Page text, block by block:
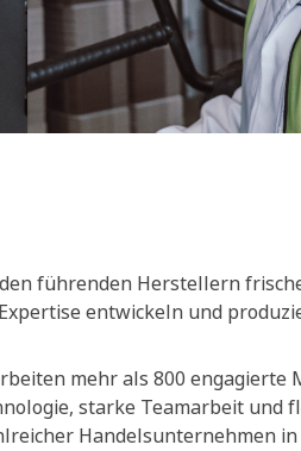
führenden Herstellern
entwickeln und
mehr als 800
starke Teamarbeit und
Handelsunternehmen in